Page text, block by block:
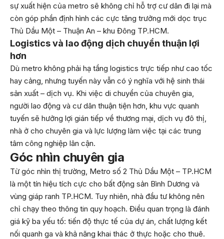
sự xuất hiện của metro sẽ không chỉ hỗ trợ cư dân đi lại mà
còn góp phần định hình các cực tăng trưởng mới dọc trục
Thủ Dầu Một – Thuận An – khu Đông TP.HCM.
Logistics và lao động dịch chuyển thuận lợi
hơn
Dù metro không phải hạ tầng logistics trực tiếp như cao tốc
hay cảng, nhưng tuyến này vẫn có ý nghĩa với hệ sinh thái
sản xuất – dịch vụ. Khi việc di chuyển của chuyên gia,
người lao động và cư dân thuận tiện hơn, khu vực quanh
tuyến sẽ hưởng lợi gián tiếp về thương mại, dịch vụ đô thị,
nhà ở cho chuyên gia và lực lượng làm việc tại các trung
tâm công nghiệp lân cận.
Góc nhìn chuyên gia
Từ góc nhìn thị trường, Metro số 2 Thủ Dầu Một – TP.HCM
là một tín hiệu tích cực cho bất động sản Bình Dương và
vùng giáp ranh TP.HCM. Tuy nhiên, nhà đầu tư không nên
chỉ chạy theo thông tin quy hoạch. Điều quan trọng là đánh
giá kỹ ba yếu tố: tiến độ thực tế của dự án, chất lượng kết
nối quanh ga và khả năng khai thác ở thực hoặc cho thuê.